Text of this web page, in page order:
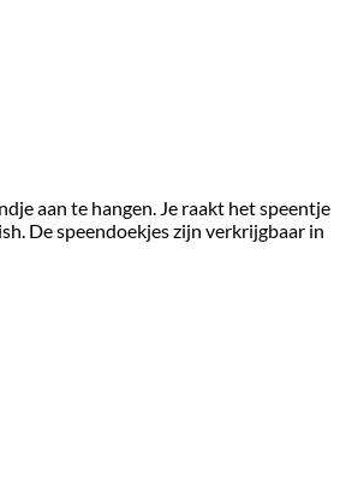
aan te hangen. Je raakt het speentje
De speendoekjes zijn verkrijgbaar in